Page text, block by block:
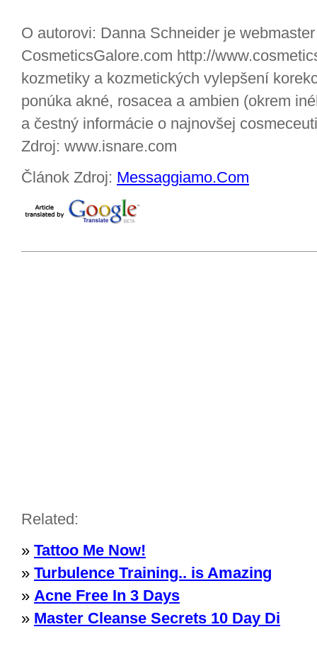
O autorovi: Danna Schneider je
CosmeticsGalore.com http://
kozmetiky a kozmetických vylepšení
ponúka akné, rosacea a ambien (okrem
a čestný informácie o najnovšej
Zdroj: www.isnare.com
Článok Zdroj: Messaggiamo.Com
Related:
» Tattoo Me Now!
» Turbulence Training.. is Amazing
» Acne Free In 3 Days
» Master Cleanse Secrets 10 Day Di